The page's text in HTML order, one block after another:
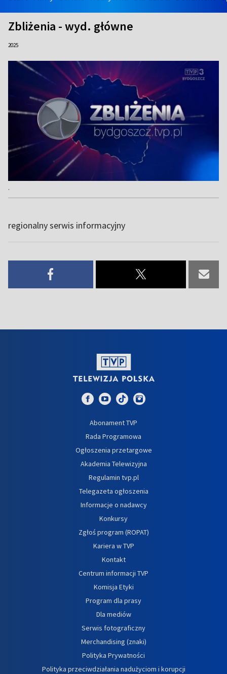
Zbliżenia - wyd. główne
2025
.
regionalny serwis informacyjny
Abonament TVP
Rada Programowa
Ogłoszenia przetargowe
Akademia Telewizyjna
Regulamin tvp.pl
Telegazeta ogłoszenia
Informacje o nadawcy
Konkursy
Zgłoś program (ROPAT)
Kariera w TVP
Kontakt
Centrum informacji TVP
Komisja Etyki
Program dla prasy
Dla mediów
Serwis fotograficzny
Merchandising (znaki)
Polityka Prywatności
Polityka przeciwdziałania nadużyciom i korupcji